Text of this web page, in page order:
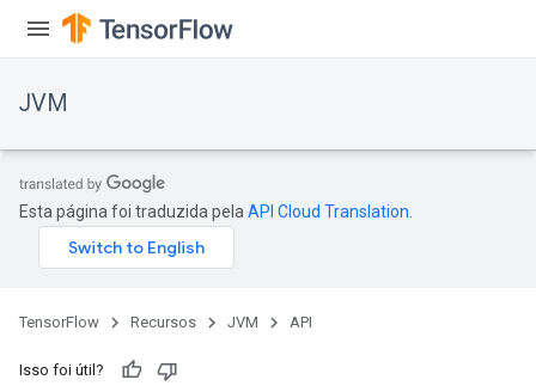
JVM
Esta página foi traduzida pela API Cloud Translation
TensorFlow Recursos JVM API
Isso foi útil?